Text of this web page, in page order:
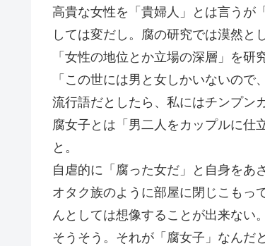
高貴な女性を「貴婦人」とは言うが
しては変だし。腐の研究では漠然と
「女性の地位とか立場の深層」を研
「この世には男と女しかいないので
流行語だとしたら、私にはチンプン
腐女子とは「男二人をカップルに仕
と。
自虐的に「腐った女だ」と自身をあ
オタク族のように部屋に閉じこもっ
んとしては想像することが出来ない
そうそう。それが「腐女子」なんだ